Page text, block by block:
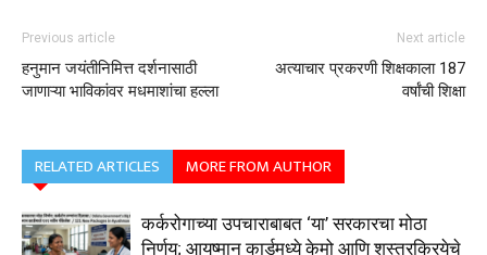
Previous article
हनुमान जयंतीनिमित्त दर्शनासाठी
जाणाऱ्या भाविकांवर मधमाशांचा हल्ला
Next article
अत्याचार प्रकरणी शिक्षकाला 187
वर्षांची शिक्षा
RELATED ARTICLES MORE FROM AUTHOR
कर्करोगाच्या उपचाराबाबत ‘या’ सरकारचा मोठा
निर्णय; आयुष्मान कार्डमध्ये केमो आणि शस्त्रक्रियेचे